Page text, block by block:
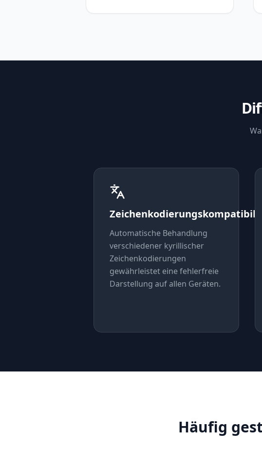
Automatische Behandlung
verschiedener kyrillischer
Zeichenkodierungen
gewährleistet eine fehlerfreie
Darstellung auf allen Geräten.
Häufig